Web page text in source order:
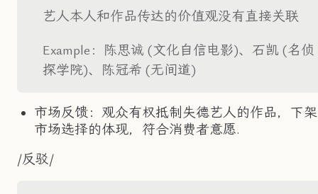
艺人本人和作品传达的价值观没有直接关联
Example：陈思诚 (文化自信电影)、石凯 (名侦
探学院)、陈冠希 (无间道)
市场反馈：观众有权抵制失德艺人的作品，下
市场选择的体现，符合消费者意愿.
/反驳/